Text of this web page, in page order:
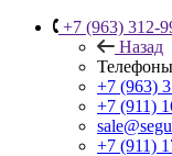
+7 (963) 312-
Назад
Телефоны
+7 (963)
+7 (911)
+7 (911)